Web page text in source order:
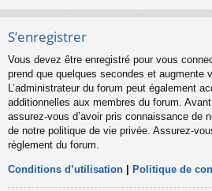
S’enregistrer
Vous devez être enregistré pour vous
prend que quelques secondes et augmente
L’administrateur du forum peut également
additionnelles aux membres du forum.
assurez-vous d’avoir pris connaissance de
de notre politique de vie privée. Assurez-
règlement du forum.
Conditions d’utilisation | Politique de